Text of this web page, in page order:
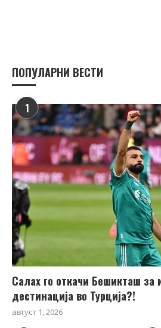
ПОПУЛАРНИ ВЕСТИ
1
Салах го откачи Бешикташ за
дестинација во Турција?!
август 1, 2026